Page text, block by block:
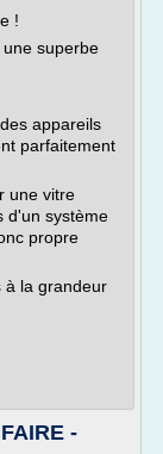
!
superbe
appareils
parfaitement
une vitre
d'un système
propre
à la grandeur
-